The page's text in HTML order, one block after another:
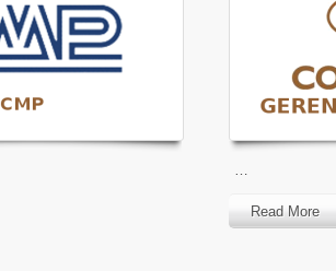
…
Read More